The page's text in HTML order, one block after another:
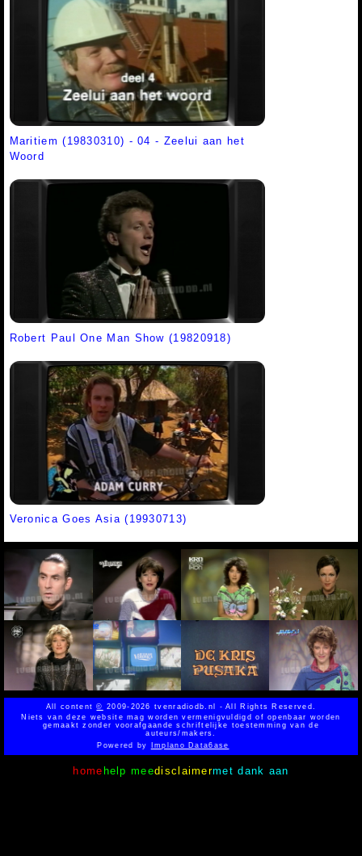
Maritiem (19830310) - 04 - Zeelui aan het
Woord
Robert Paul One Man Show (19820918)
Veronica Goes Asia (19930713)
All content© 2009-2026 tvenradiodb.nl - All Rights Reserved.
Niets van deze website mag worden vermenigvuldigd of openbaar worden
gemaakt zonder voorafgaande schriftelijke toestemming van de
auteurs/makers.
Powered byImplano Data6ase
home help meedisclaimermet dank aan